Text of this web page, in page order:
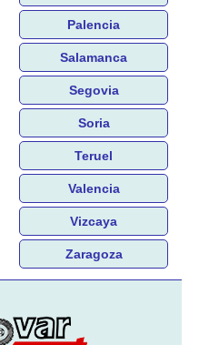
Palencia
Salamanca
Segovia
Soria
Teruel
Valencia
Vizcaya
Zaragoza